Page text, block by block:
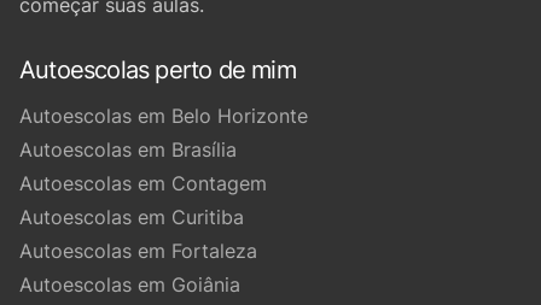
começar suas aulas.
Autoescolas perto de mim
Autoescolas em Belo Horizonte
Autoescolas em Brasília
Autoescolas em Contagem
Autoescolas em Curitiba
Autoescolas em Fortaleza
Autoescolas em Goiânia